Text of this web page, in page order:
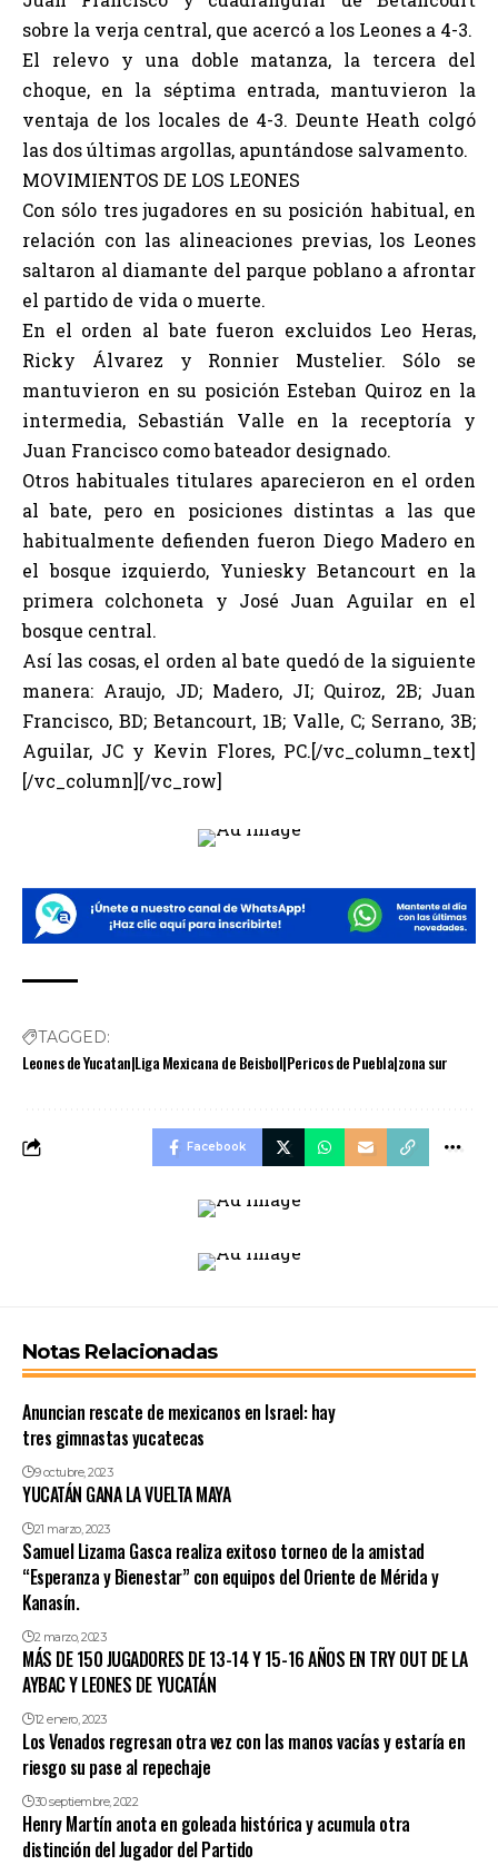
sobre la verja central, que acercó a los Leones a 4-3.
El relevo y una doble matanza, la tercera del
choque, en la séptima entrada, mantuvieron la
ventaja de los locales de 4-3. Deunte Heath colgó
las dos últimas argollas, apuntándose salvamento.
MOVIMIENTOS DE LOS LEONES
Con sólo tres jugadores en su posición habitual, en
relación con las alineaciones previas, los Leones
saltaron al diamante del parque poblano a afrontar
el partido de vida o muerte.
En el orden al bate fueron excluidos Leo Heras,
Ricky Álvarez y Ronnier Mustelier. Sólo se
mantuvieron en su posición Esteban Quiroz en la
intermedia, Sebastián Valle en la receptoría y
Juan Francisco como bateador designado.
Otros habituales titulares aparecieron en el orden
al bate, pero en posiciones distintas a las que
habitualmente defienden fueron Diego Madero en
el bosque izquierdo, Yuniesky Betancourt en la
primera colchoneta y José Juan Aguilar en el
bosque central.
Así las cosas, el orden al bate quedó de la siguiente
manera: Araujo, JD; Madero, JI; Quiroz, 2B; Juan
Francisco, BD; Betancourt, 1B; Valle, C; Serrano, 3B;
Aguilar, JC y Kevin Flores, PC.[/vc_column_text]
[/vc_column][/vc_row]
TAGGED:
Leones de Yucatan|Liga Mexicana de Beisbol|Pericos de Puebla|zona sur
Facebook
Notas Relacionadas
Anuncian rescate de mexicanos en Israel: hay
tres gimnastas yucatecas
9 octubre, 2023
YUCATÁN GANA LA VUELTA MAYA
21 marzo, 2023
Samuel Lizama Gasca realiza exitoso torneo de la amistad
“Esperanza y Bienestar” con equipos del Oriente de Mérida y
Kanasín.
2 marzo, 2023
MÁS DE 150 JUGADORES DE 13-14 Y 15-16 AÑOS EN TRY OUT DE LA
AYBAC Y LEONES DE YUCATÁN
12 enero, 2023
Los Venados regresan otra vez con las manos vacías y estaría en
riesgo su pase al repechaje
30 septiembre, 2022
Henry Martín anota en goleada histórica y acumula otra
distinción del Jugador del Partido